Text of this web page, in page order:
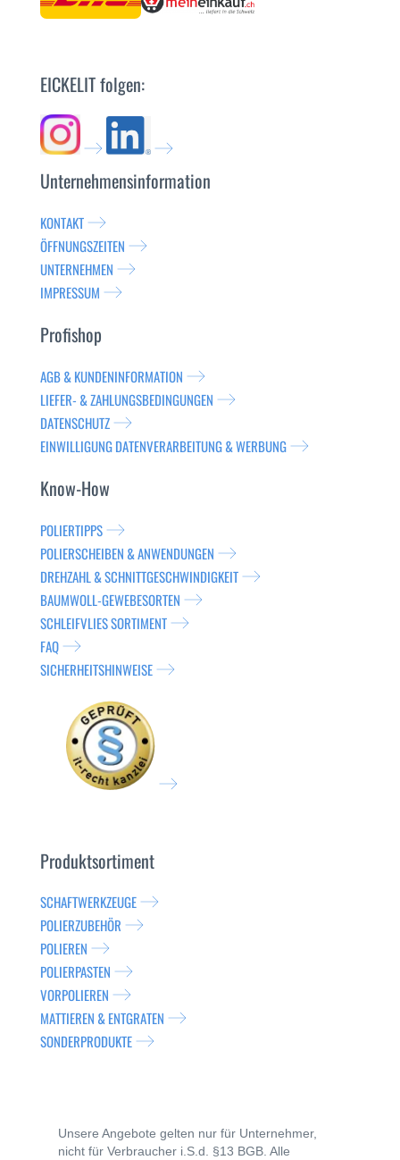
EICKELIT folgen:
Unternehmensinformation
KONTAKT
ÖFFNUNGSZEITEN
UNTERNEHMEN
IMPRESSUM
Profishop
AGB & KUNDENINFORMATION
LIEFER- & ZAHLUNGSBEDINGUNGEN
DATENSCHUTZ
EINWILLIGUNG DATENVERARBEITUNG & WERBUNG
Know-How
POLIERTIPPS
POLIERSCHEIBEN & ANWENDUNGEN
DREHZAHL & SCHNITTGESCHWINDIGKEIT
BAUMWOLL-GEWEBESORTEN
SCHLEIFVLIES SORTIMENT
FAQ
SICHERHEITSHINWEISE
Produktsortiment
SCHAFTWERKZEUGE
POLIERZUBEHÖR
POLIEREN
POLIERPASTEN
VORPOLIEREN
MATTIEREN & ENTGRATEN
SONDERPRODUKTE
Unsere Angebote gelten nur für Unternehmer,
nicht für Verbraucher i.S.d. §13 BGB. Alle